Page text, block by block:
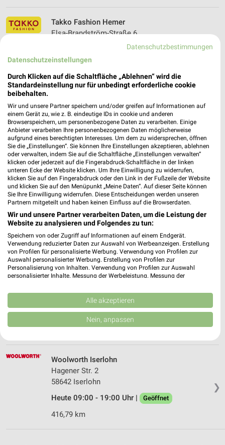
Takko Fashion Hemer
Elsa-Brandström-Straße 6
Heute 09:00 - 20:00 Uhr |
406,32 km
C&A Hemer
Elsa-Brandstroem-Strasse 4
58675 Hemer
Heute 09:00 - 19:00 Uhr | Geöffnet
406,32 km
KiK Hemer
Hademareplatz 3
58675 Hemer
Heute 08:00 - 20:00 Uhr |
406,25 km • Angebote: 1 Prospekt
KiK Iserlohn
58642 Iserlohn
Heute 09:00 - 19:00 Uhr | Geöffnet
416,49 km • Angebote: 1 Prospekt
❯
Woolworth Iserlohn
Hagener Str. 2
58642 Iserlohn
Heute 09:00 - 19:00 Uhr |
Geöffnet
416,79 km
Datenschutzbestimmungen
Datenschutzeinstellungen
Durch Klicken auf die Schaltfläche „Ablehnen“ wird die
Standardeinstellung nur für unbedingt erforderliche cookie
beibehalten.
Wir und unsere Partner speichern und/oder greifen auf Informationen auf
einem Gerät zu, wie z. B. eindeutige IDs in cookie und anderen
Browserspeichern, um personenbezogene Daten zu verarbeiten. Einige
Anbieter verarbeiten Ihre personenbezogenen Daten möglicherweise
aufgrund eines berechtigten Interesses. Um dem zu widersprechen, öffnen
Sie die „Einstellungen“. Sie können Ihre Einstellungen akzeptieren, ablehnen
oder verwalten, indem Sie auf die Schaltfläche „Einstellungen verwalten“
klicken oder jederzeit auf die Fingerabdruck-Schaltfläche in der linken
unteren Ecke der Website klicken. Um Ihre Einwilligung zu widerrufen,
klicken Sie auf den Fingerabdruck oder den Link in der Fußzeile der Website
und klicken Sie auf den Menüpunkt „Meine Daten“. Auf dieser Seite können
Sie Ihre Einwilligung widerrufen. Diese Entscheidungen werden unseren
Partnern mitgeteilt und haben keinen Einfluss auf die Browserdaten.
Wir und unsere Partner verarbeiten Daten, um die Leistung der
Website zu analysieren und Folgendes zu tun:
Speichern von oder Zugriff auf Informationen auf einem Endgerät.
Verwendung reduzierter Daten zur Auswahl von Werbeanzeigen. Erstellung
von Profilen für personalisierte Werbung. Verwendung von Profilen zur
Auswahl personalisierter Werbung. Erstellung von Profilen zur
Personalisierung von Inhalten. Verwendung von Profilen zur Auswahl
personalisierter Inhalte. Messung der Werbeleistung. Messung der
Kombinationen von Daten aus verschiedenen Quellen. Entwicklung und
Verbesserung der Angebote. Verwendung reduzierter Daten zur Auswahl
von Inhalten.
Daten können außerhalb der Europäischen Union weitergegeben und in die
USA gesendet werden.
Website/App.
Partnerliste anzeigen (1 IAB-Anbieter)
Wir nutzen Ihre Daten für folgende Zwecke:
IAB-Verarbeitungszwecke:
Speichern von oder Zugriff auf Informationen
Alle akzeptieren
Nein, anpassen